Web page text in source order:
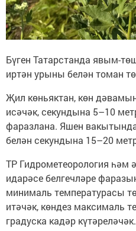
Бүген Татарстанда явым-
иртән урыны белән томан
Җил көньяктан, көн
исәчәк, секундына 5–10
фаразлана. Яшен
белән секундына 15–20
ТР Гидрометеорология һәм
идарәсе белгечләре
минималь температурасы
итәчәк, көндез максималь
градуска кадәр күтәреләчәк.